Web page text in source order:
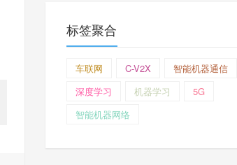
标签聚合
车联网 C-V2X
智能机器通信
深度学习
机器学习
5G
智能机器网络